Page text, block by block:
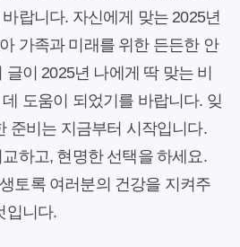
랍니다. 자신에게 맞는 2025년
가족과 미래를 위한 든든한 안
이 2025년 나에게 딱 맞는 비
도움이 되었기를 바랍니다. 잊
준비는 지금부터 시작입니다.
하고, 현명한 선택을 하세요.
토록 여러분의 건강을 지켜주
입니다.